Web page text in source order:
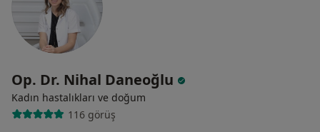
Op. Dr. Nihal Daneoğlu
Kadın hastalıkları ve doğum
116 görüş